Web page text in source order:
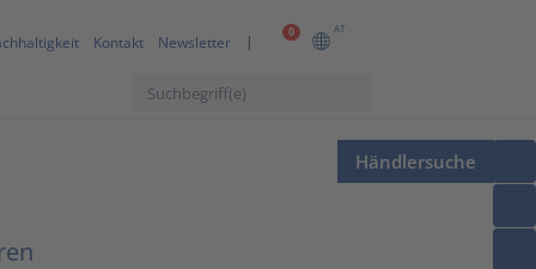
0 AT
Kontakt Newsletter
Händlersuche